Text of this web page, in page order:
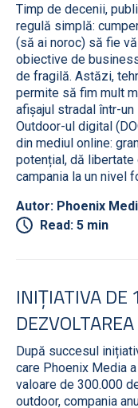
Timp de decenii,
regulă simplă:
(să ai noroc) să fie
obiective de
de fragilă. Astăzi,
permite să fim mult
afișajul stradal într-
Outdoor-ul digital
din mediul online:
potențial, dă
campania la un nivel
Autor: Phoenix
Read: 5 min
INIȚIATIVA DE
După succesul
care Phoenix Media
valoare de 300.000
outdoor, compania